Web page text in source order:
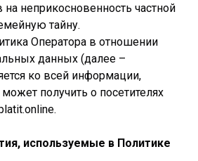
неприкосновенность частной
тайну.
Оператора в отношении
данных (далее –
ко всей информации,
получить о посетителях
используемые в Политике